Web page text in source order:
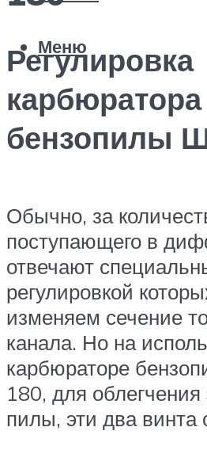
Меню
Регулировка
карбюратора
бензопилы
Обычно, за
поступающего в
отвечают
регулировкой
изменяем сечение
канала. Но на
карбюраторе
180, для облегчения
пилы, эти два винта